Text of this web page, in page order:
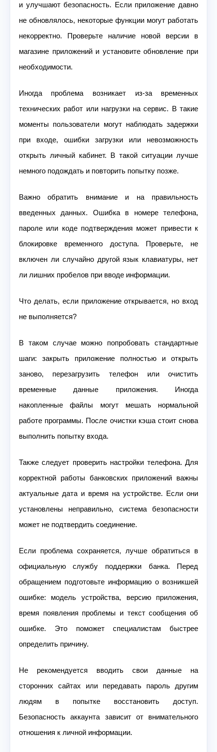
и улучшают безопасность. Если приложение давно
не обновлялось, некоторые функции могут работать
некорректно. Проверьте наличие новой версии в
магазине приложений и установите обновление при
необходимости.
Иногда проблема возникает из-за временных
технических работ или нагрузки на сервис. В такие
моменты пользователи могут наблюдать задержки
при входе, ошибки загрузки или невозможность
открыть личный кабинет. В такой ситуации лучше
немного подождать и повторить попытку позже.
Важно обратить внимание и на правильность
введенных данных. Ошибка в номере телефона,
пароле или коде подтверждения может привести к
блокировке временного доступа. Проверьте, не
включен ли случайно другой язык клавиатуры, нет
ли лишних пробелов при вводе информации.
Что делать, если приложение открывается, но вход
не выполняется?
В таком случае можно попробовать стандартные
шаги: закрыть приложение полностью и открыть
заново, перезагрузить телефон или очистить
временные данные приложения. Иногда
накопленные файлы могут мешать нормальной
работе программы. После очистки кэша стоит снова
выполнить попытку входа.
Также следует проверить настройки телефона. Для
корректной работы банковских приложений важны
актуальные дата и время на устройстве. Если они
установлены неправильно, система безопасности
может не подтвердить соединение.
Если проблема сохраняется, лучше обратиться в
официальную службу поддержки банка. Перед
обращением подготовьте информацию о возникшей
ошибке: модель устройства, версию приложения,
время появления проблемы и текст сообщения об
ошибке. Это поможет специалистам быстрее
определить причину.
Не рекомендуется вводить свои данные на
сторонних сайтах или передавать пароль другим
людям в попытке восстановить доступ.
Безопасность аккаунта зависит от внимательного
отношения к личной информации.